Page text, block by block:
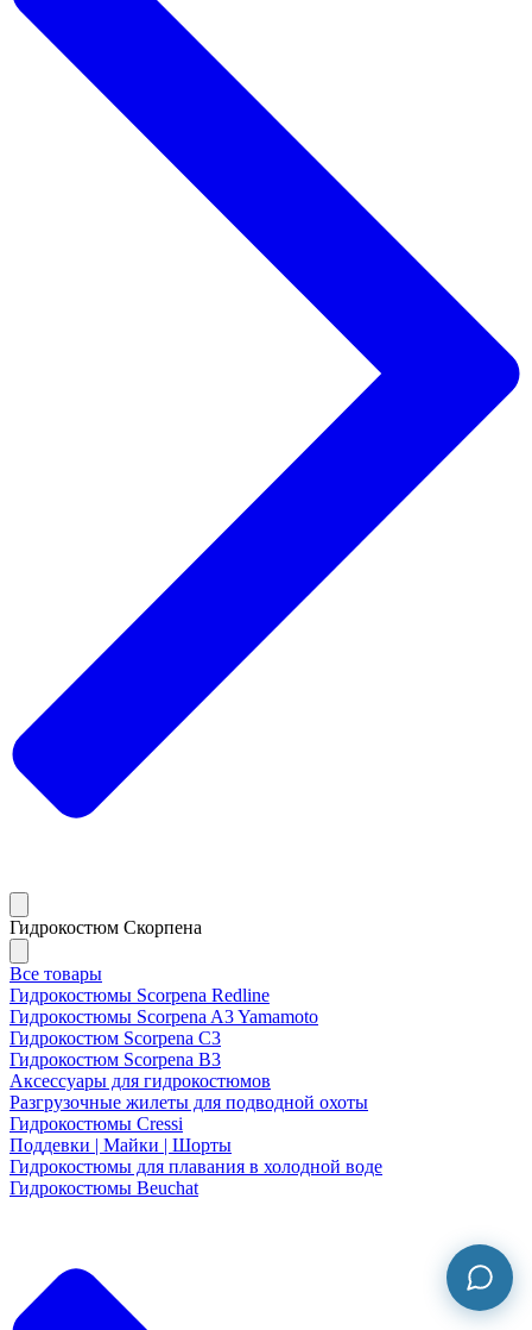
Гидрокостюм Скорпена
Все товары
Гидрокостюмы Scorpena Redline
Гидрокостюмы Scorpena A3 Yamamoto
Гидрокостюм Scorpena C3
Гидрокостюм Scorpena B3
Аксессуары для гидрокостюмов
Разгрузочные жилеты для подводной охоты
Гидрокостюмы Cressi
Поддевки | Майки | Шорты
Гидрокостюмы для плавания в холодной воде
Гидрокостюмы Beuchat